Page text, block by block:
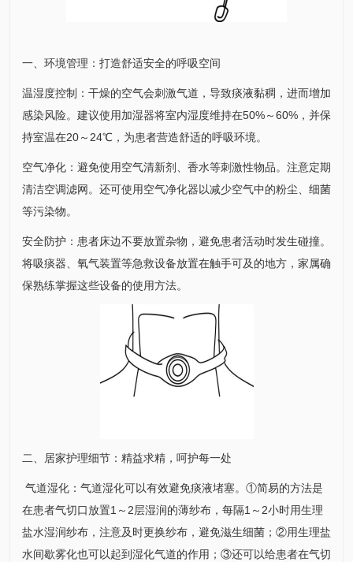
一、环境管理：打造舒适安全的呼吸空间
温湿度控制：干燥的空气会刺激气道，导致痰液黏稠，进而增加
感染风险。建议使用加湿器将室内湿度维持在50%～60%，并保
持室温在20～24℃，为患者营造舒适的呼吸环境。
空气净化：避免使用空气清新剂、香水等刺激性物品。注意定期
清洁空调滤网。还可使用空气净化器以减少空气中的粉尘、细菌
等污染物。
安全防护：患者床边不要放置杂物，避免患者活动时发生碰撞。
将吸痰器、氧气装置等急救设备放置在触手可及的地方，家属确
保熟练掌握这些设备的使用方法。
二、居家护理细节：精益求精，呵护每一处
气道湿化：气道湿化可以有效避免痰液堵塞。①简易的方法是
在患者气切口放置1～2层湿润的薄纱布，每隔1～2小时用生理
盐水湿润纱布，注意及时更换纱布，避免滋生细菌；②用生理盐
水间歇雾化也可以起到湿化气道的作用；③还可以给患者在气切